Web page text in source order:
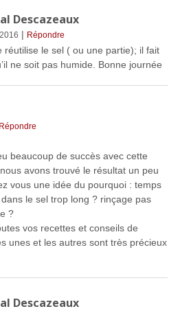
Descazeaux
| Répondre
réutilise le sel ( ou une partie); il fait
ne soit pas humide. Bonne journée
Répondre
beaucoup de succès avec cette
avons trouvé le résultat un peu
vous une idée du pourquoi : temps
le sel trop long ? rinçage pas
?
vos recettes et conseils de
unes et les autres sont très précieux
Descazeaux